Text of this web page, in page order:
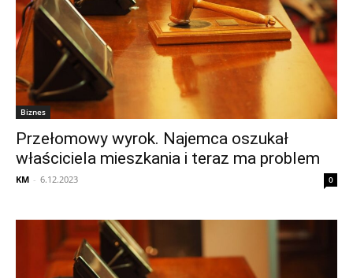
Biznes
Przełomowy wyrok. Najemca oszukał
właściciela mieszkania i teraz ma problem
KM - 6.12.2023 0